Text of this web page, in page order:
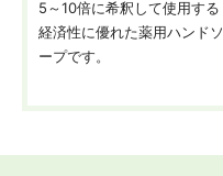
5～10倍に希釈して使用する
経済性に優れた薬用ハンドソ
ープです。